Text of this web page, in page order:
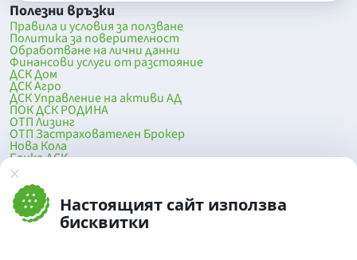
Настоящият сайт използва
бисквитки
Полезни връзки
Правила и условия за ползване
Политика за поверителност
Обработване на лични данни
Финансови услуги от разстояние
ДСК Дом
ДСК Агро
ДСК Управление на активи АД
ПОК ДСК РОДИНА
ОТП Лизинг
ОТП Застрахователен Брокер
Нова Кола
Банка ДСК
DSK Mobile
Оферти за продажба от Банка ДСК
Клонова мрежа и банкомати
До началото на страницата